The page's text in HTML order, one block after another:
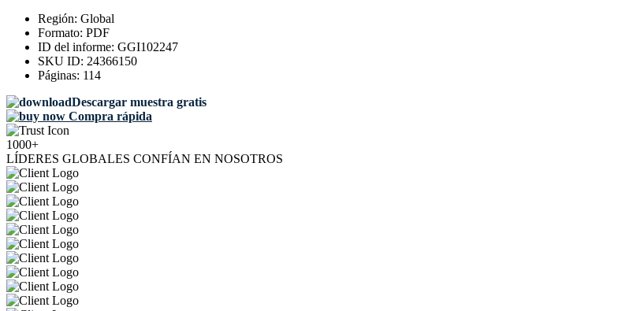
Región: Global
Formato: PDF
ID del informe: GGI102247
SKU ID: 24366150
Páginas: 114
Descargar muestra gratis
Compra rápida
1000+
LÍDERES GLOBALES CONFÍAN EN NOSOTROS